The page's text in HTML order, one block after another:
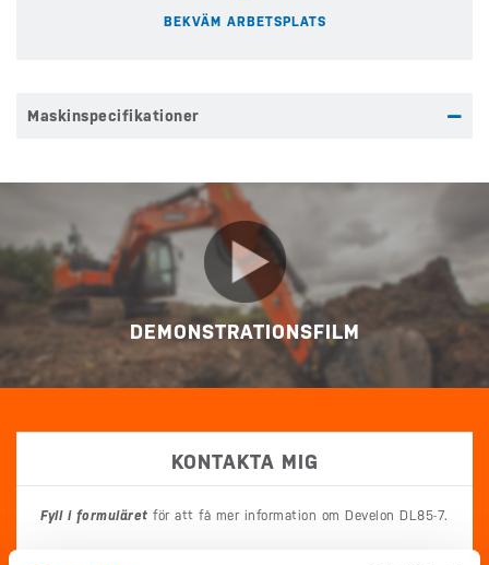
BEKVÄM ARBETSPLATS
Maskinspecifikationer
DEMONSTRATIONSFILM
KONTAKTA MIG
Fyll i formuläret för att få mer information om Develon DL85-7.